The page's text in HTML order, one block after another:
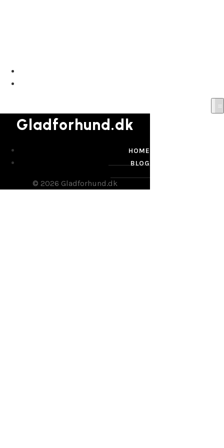
Gladforhund.dk
HOME
BLOG
© 2026 Gladforhund.dk